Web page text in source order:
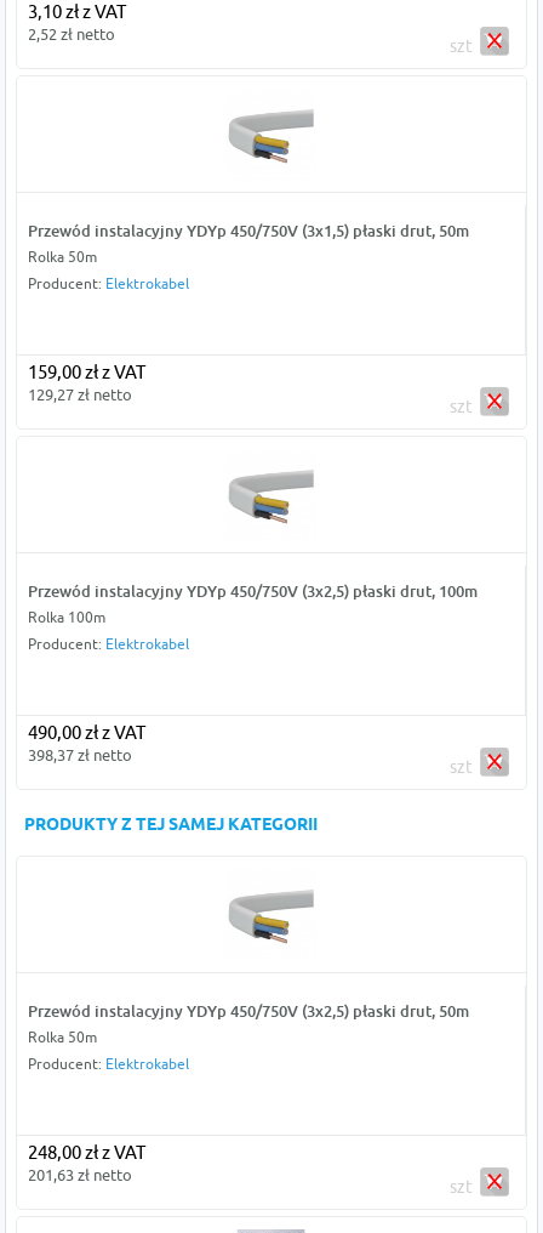
3,10 zł z VAT
2,52 zł netto
szt
Przewód instalacyjny YDYp 450/750V (3x1,5) płaski drut, 50m
Rolka 50m
Producent: Elektrokabel
159,00 zł z VAT
129,27 zł netto
szt
Przewód instalacyjny YDYp 450/750V (3x2,5) płaski drut, 100m
Rolka 100m
Producent: Elektrokabel
490,00 zł z VAT
398,37 zł netto
szt
PRODUKTY Z TEJ SAMEJ KATEGORII
Przewód instalacyjny YDYp 450/750V (3x2,5) płaski drut, 50m
Rolka 50m
Producent: Elektrokabel
248,00 zł z VAT
201,63 zł netto
szt